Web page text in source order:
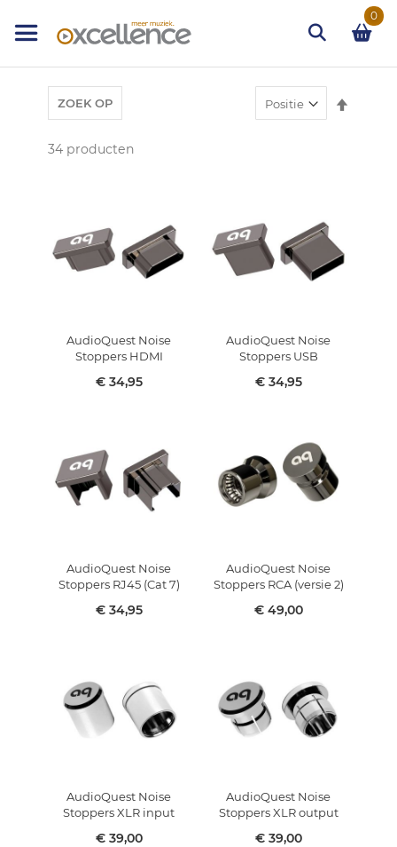
naar
de
0
Zoek
34 producten
AudioQuest Noise
Stoppers HDMI
€ 34,95
AudioQuest Noise
Stoppers USB
€ 34,95
AudioQuest Noise
Stoppers RJ45 (Cat 7)
€ 34,95
AudioQuest Noise
Stoppers RCA (versie 2)
€ 49,00
AudioQuest Noise
Stoppers XLR input
€ 39,00
AudioQuest Noise
Stoppers XLR output
€ 39,00
ZOEK OP